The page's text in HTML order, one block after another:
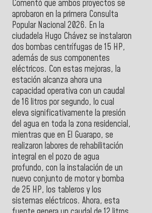
Comentó que ambos proyectos se
aprobaron en la primera Consulta
Popular Nacional 2026. En la
ciudadela Hugo Chávez se instalaron
dos bombas centrífugas de 15 HP,
además de sus componentes
eléctricos. Con estas mejoras, la
estación alcanza ahora una
capacidad operativa con un caudal
de 16 litros por segundo, lo cual
eleva significativamente la presión
del agua en toda la zona residencial,
mientras que en El Guarapo, se
realizaron labores de rehabilitación
integral en el pozo de agua
profundo, con la instalación de un
nuevo conjunto de motor y bomba
de 25 HP, los tableros y los
sistemas eléctricos. Ahora, esta